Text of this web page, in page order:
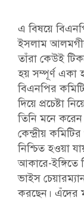
এ বিষয়ে
ইসলাম
তাঁরা কেউই
হয় সম্পূর্ণ একা
বিএনপির
দিয়ে প্রচেষ্টা
তিনি মনে করেন
কেন্দ্রীয়
নিশ্চিত হওয়া
আকারে-ইঙ্গিতে
ভাইস
করছেন। এঁদের